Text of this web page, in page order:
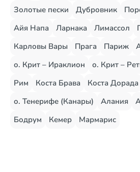
Золотые пески
Дубровник
Айя Напа
Ларнака Лимассол
Карловы Вары
Прага Париж
о. Крит – Ираклион
о. Крит –
Рим
Коста Брава Коста Дорада
о. Тенерифе (Канары)
Алания
Бодрум
Кемер Мармарис